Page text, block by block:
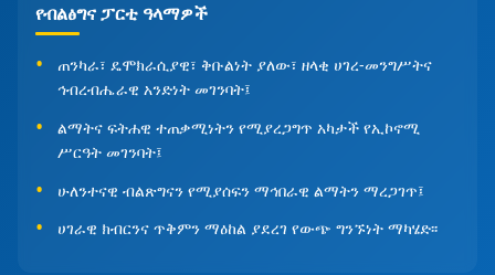
የብልፅግና ፓርቲ ዓላማዎች
ጠንካራ፣ ዴሞክራሲያዊ፣ ቅቡልነት ያለው፣ ዘላቂ ሀገረ-መንግሥትና
ኅብረብሔራዊ አንድነት መገንባት፤
ልማትና ፍትሐዊ ተጠቃሚነትን የሚያረጋግጥ አካታች የኢኮኖሚ
ሥርዓት መገንባት፤
ሁለንተናዊ ብልጽግናን የሚያሰፍን ማኅበራዊ ልማትን ማረጋገጥ፤
ሀገራዊ ክብርንና ጥቅምን ማዕከል ያደረገ የውጭ ግንኙነት ማካሄድ፡፡